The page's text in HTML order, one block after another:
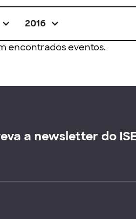
2016
encontrados eventos.
a newsletter do